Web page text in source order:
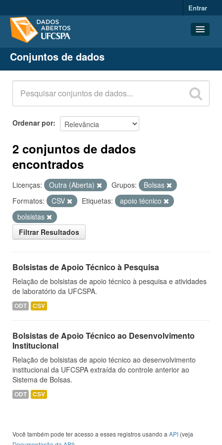
Entrar
Conjuntos de dados
Organizações
Grupos
Sobre
Conjuntos de dados
Ordenar por
2 conjuntos de dados
encontrados
Licenças: Outra (Aberta) Grupos:
Bolsas
Formatos:
CSV Etiquetas:
apoio técnico
bolsistas
Filtrar Resultados
Bolsistas de Apoio Técnico à Pesquisa
Relação de bolsistas de apoio técnico à pesquisa e atividades
de laboratório da UFCSPA.
ODT CSV
Bolsistas de Apoio Técnico ao Desenvolvimento
Institucional
Relação de bolsistas de apoio técnico ao desenvolvimento
institucional da UFCSPA extraída do controle anterior ao
Sistema de Bolsas.
ODT CSV
Você também pode ter acesso a esses registros usando a API (veja